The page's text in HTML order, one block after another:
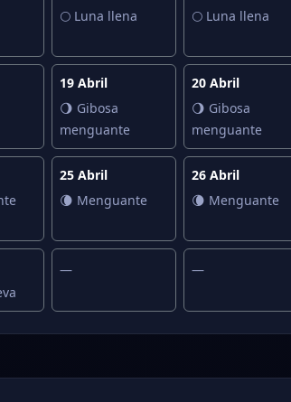
🌕 Luna llena
🌕 Luna llena
19 Abril
🌖 Gibosa
menguante
20 Abril
🌖 Gibosa
menguante
25 Abril
🌘 Menguante
26 Abril
🌘 Menguante
— —